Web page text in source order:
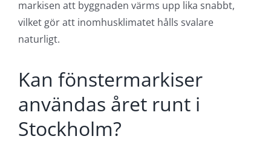
markisen att byggnaden värms upp lika snabbt,
vilket gör att inomhusklimatet hålls svalare
naturligt.
Kan fönstermarkiser
användas året runt i
Stockholm?